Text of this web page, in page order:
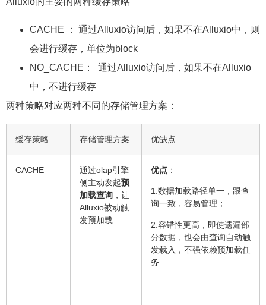
CACHE ： 通过Alluxio访问后，如果不在Alluxio中，则
会进行缓存，单位为block
NO_CACHE： 通过Alluxio访问后，如果不在Alluxio
中，不进行缓存
两种策略对应两种不同的存储管理方案：
缓存策略 存储管理方案 优缺点
通过olap引擎
侧主动发起预
加载查询，让
Alluxio被动触
发预加载
优点
1.数据加载路径单一，跟查
询一致，容易管理；
2.容错性更高，即使遗漏部
分数据，也会由查询自动触
发载入，不强依赖预加载任
务